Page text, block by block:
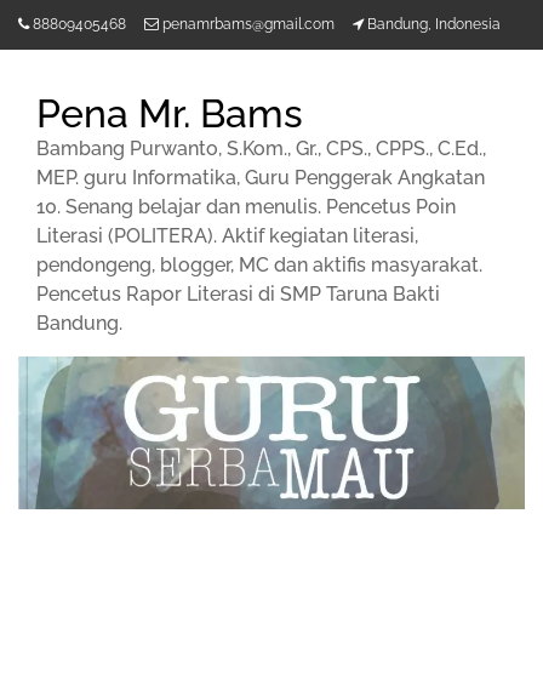
88809405468 penamrbams@gmail.com Bandung, Indonesia
Pena Mr. Bams
Bambang Purwanto, S.Kom., Gr., CPS., CPPS., C.Ed.,
MEP. guru Informatika, Guru Penggerak Angkatan
10. Senang belajar dan menulis. Pencetus Poin
Literasi (POLITERA). Aktif kegiatan literasi,
pendongeng, blogger, MC dan aktifis masyarakat.
Pencetus Rapor Literasi di SMP Taruna Bakti
Bandung.